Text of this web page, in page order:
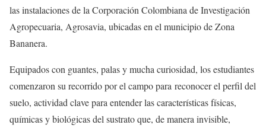
las instalaciones de la Corporación Colombiana de Investigación
Agropecuaria, Agrosavia, ubicadas en el municipio de Zona
Bananera.
Equipados con guantes, palas y mucha curiosidad, los estudiantes
comenzaron su recorrido por el campo para reconocer el perfil del
suelo, actividad clave para entender las características físicas,
químicas y biológicas del sustrato que, de manera invisible,